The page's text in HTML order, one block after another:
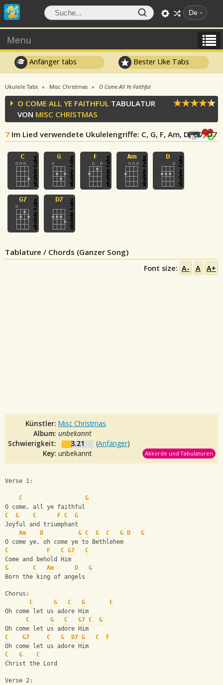
De
Menu
Anfänger tabs Bester Uke Tabs
Ukulele Tabs Misc Christmas O Come All Ye Faithful
O COME ALL YE FAITHFUL TABULATUR
VON MISC CHRISTMAS
7 Im Lied verwendete Ukulelengriffe: C, G, F, Am, D, G7, D7
Tablature / Chords (Ganzer Song)
Font size: A- A A+
Künstler: Misc Christmas
Album: unbekannt
Schwierigkeit:
3.21 (Anfänger)
Key: unbekannt Akkorde und Tabulaturen
Verse 1:
C
G
O come, all ye faithful
C
G C F C
G
Joyful and triumphant
Am
D G C G C G D
G
O come ye, oh come ye to Bethlehem
C
F C G7
C
Come and behold Him
G
C Am D
G
Born the king of angels
Chorus:
C
G C G
C
Oh come let us adore Him
C
G C G7 C
G
Oh come let us adore Him
C
G7 C G D7 G C
F
Oh come let us adore Him
C
G
C
Christ the Lord
Verse 2: